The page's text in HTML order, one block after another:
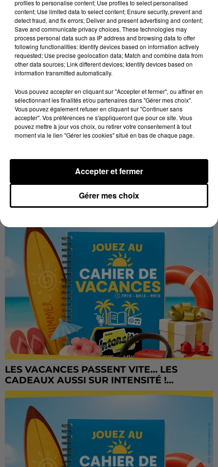
Stars'Terre 2026 : Philippe Palmieri dévoile
les ambitions d'un...
À quelques semaines de la première édition de
Château de Courtalain, Philippe Palmieri, président...
LES JEUX Voir plus
LES VACANCES PASSENT VITE... LES
CADEAUX AUSSI SUR INTENSITÉ !...
profiles to personalise content; Use profiles to select personalised
content; Use limited data to select content; Ensure security, prevent and
detect fraud, and fix errors; Deliver and present advertising and content;
Save and communicate privacy choices. These technologies may
process personal data such as IP address and browsing data to offer
following functionalities: Identify devices based on information actively
requested; Use precise geolocation data; Match and combine data from
other data sources; Link different devices; Identify devices based on
information transmitted automatically.
Vous pouvez accepter en cliquant sur "Accepter et fermer", ou affiner en
sélectionnant les finalités et/ou partenaires dans "Gérer mes choix".
Vous pouvez également refuser en cliquant sur "Continuer sans
accepter". Vos préférences ne s'appliqueront que pour ce site. Vous
pouvez mettre à jour vos choix, ou retirer votre consentement à tout
moment via le lien "Gérer les cookies" situé en bas de chaque page.
Gérer mes choix
Accepter et fermer